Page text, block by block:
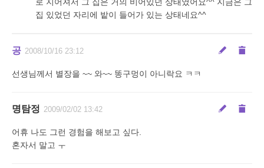
집 있었던 자리에 밭이 들어가 있는 상태네요^^
공 2008/10/16 23:12
선생님께서 별장을 ~~ 와~~ 똥구멍이 아니락요 ㅋㅋ
명탐정 2009/02/02 13:42
어휴 나도 그런 경험을 해보고 싶다.
혼자서 말고 ㅜ